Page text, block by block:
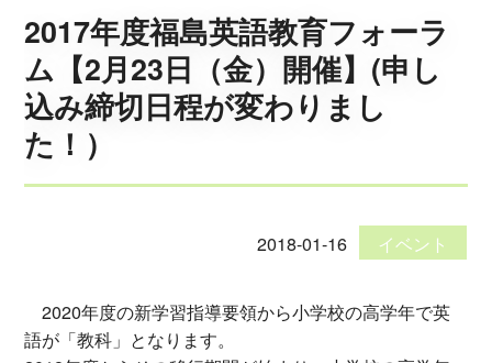
2017年度福島英語教育フォーラ
ム【2月23日（金）開催】(申し
込み締切日程が変わりまし
た！）
2018-01-16 イベント
2020年度の新学習指導要領から小学校の高学年で英
語が「教科」となります。